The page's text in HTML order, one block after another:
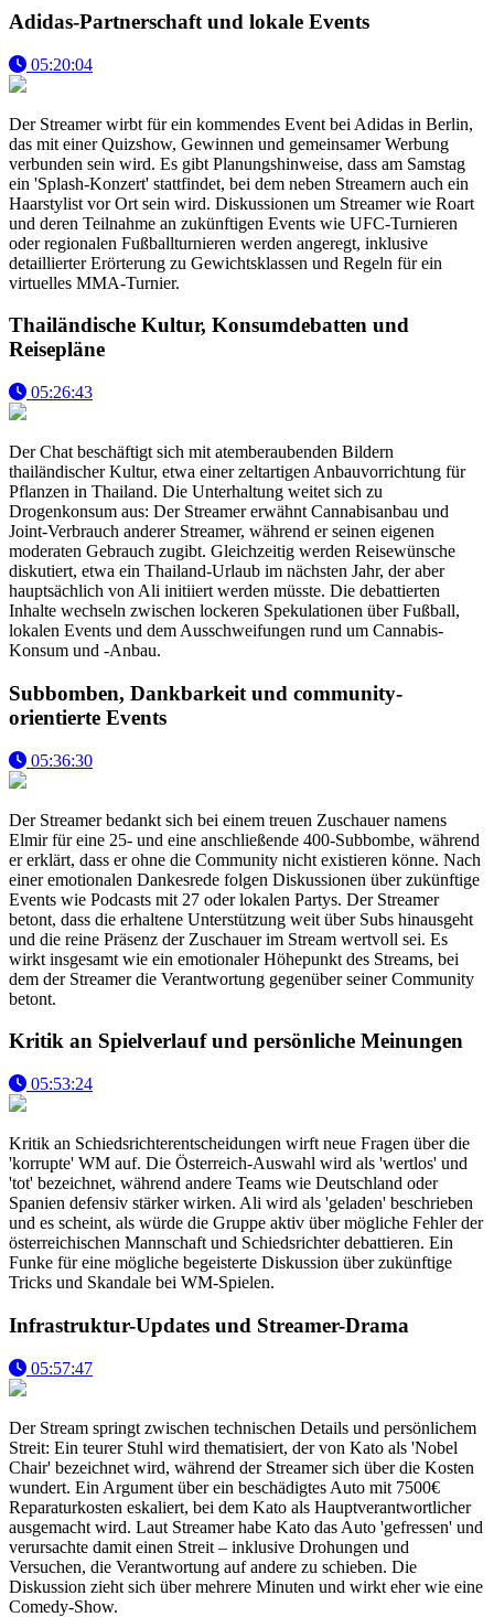
Adidas-Partnerschaft und lokale Events
05:20:04
Der Streamer wirbt für ein kommendes Event bei Adidas in Berlin,
das mit einer Quizshow, Gewinnen und gemeinsamer Werbung
verbunden sein wird. Es gibt Planungshinweise, dass am Samstag
ein 'Splash-Konzert' stattfindet, bei dem neben Streamern auch ein
Haarstylist vor Ort sein wird. Diskussionen um Streamer wie Roart
und deren Teilnahme an zukünftigen Events wie UFC-Turnieren
oder regionalen Fußballturnieren werden angeregt, inklusive
detaillierter Erörterung zu Gewichtsklassen und Regeln für ein
virtuelles MMA-Turnier.
Thailändische Kultur, Konsumdebatten und
Reisepläne
05:26:43
Der Chat beschäftigt sich mit atemberaubenden Bildern
thailändischer Kultur, etwa einer zeltartigen Anbauvorrichtung für
Pflanzen in Thailand. Die Unterhaltung weitet sich zu
Drogenkonsum aus: Der Streamer erwähnt Cannabisanbau und
Joint-Verbrauch anderer Streamer, während er seinen eigenen
moderaten Gebrauch zugibt. Gleichzeitig werden Reisewünsche
diskutiert, etwa ein Thailand-Urlaub im nächsten Jahr, der aber
hauptsächlich von Ali initiiert werden müsste. Die debattierten
Inhalte wechseln zwischen lockeren Spekulationen über Fußball,
lokalen Events und dem Ausschweifungen rund um Cannabis-
Konsum und -Anbau.
Subbomben, Dankbarkeit und community-
orientierte Events
05:36:30
Der Streamer bedankt sich bei einem treuen Zuschauer namens
Elmir für eine 25- und eine anschließende 400-Subbombe, während
er erklärt, dass er ohne die Community nicht existieren könne. Nach
einer emotionalen Dankesrede folgen Diskussionen über zukünftige
Events wie Podcasts mit 27 oder lokalen Partys. Der Streamer
betont, dass die erhaltene Unterstützung weit über Subs hinausgeht
und die reine Präsenz der Zuschauer im Stream wertvoll sei. Es
wirkt insgesamt wie ein emotionaler Höhepunkt des Streams, bei
dem der Streamer die Verantwortung gegenüber seiner Community
betont.
Kritik an Spielverlauf und persönliche Meinungen
05:53:24
Kritik an Schiedsrichterentscheidungen wirft neue Fragen über die
'korrupte' WM auf. Die Österreich-Auswahl wird als 'wertlos' und
'tot' bezeichnet, während andere Teams wie Deutschland oder
Spanien defensiv stärker wirken. Ali wird als 'geladen' beschrieben
und es scheint, als würde die Gruppe aktiv über mögliche Fehler der
österreichischen Mannschaft und Schiedsrichter debattieren. Ein
Funke für eine mögliche begeisterte Diskussion über zukünftige
Tricks und Skandale bei WM-Spielen.
Infrastruktur-Updates und Streamer-Drama
05:57:47
Der Stream springt zwischen technischen Details und persönlichem
Streit: Ein teurer Stuhl wird thematisiert, der von Kato als 'Nobel
Chair' bezeichnet wird, während der Streamer sich über die Kosten
wundert. Ein Argument über ein beschädigtes Auto mit 7500€
Reparaturkosten eskaliert, bei dem Kato als Hauptverantwortlicher
ausgemacht wird. Laut Streamer habe Kato das Auto 'gefressen' und
verursachte damit einen Streit – inklusive Drohungen und
Versuchen, die Verantwortung auf andere zu schieben. Die
Diskussion zieht sich über mehrere Minuten und wirkt eher wie eine
Comedy-Show.